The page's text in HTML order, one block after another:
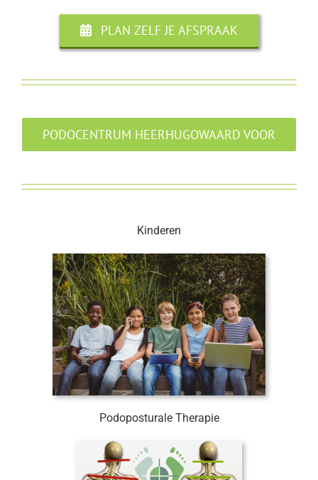
PLAN ZELF JE AFSPRAAK
PODOCENTRUM HEERHUGOWAARD VOOR
Kinderen
Podoposturale Therapie